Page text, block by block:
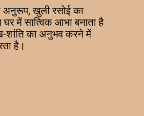
अनुरूप, खुली रसोई का
घर में सात्विक आभा बनाता है
का अनुभव करने में
है।